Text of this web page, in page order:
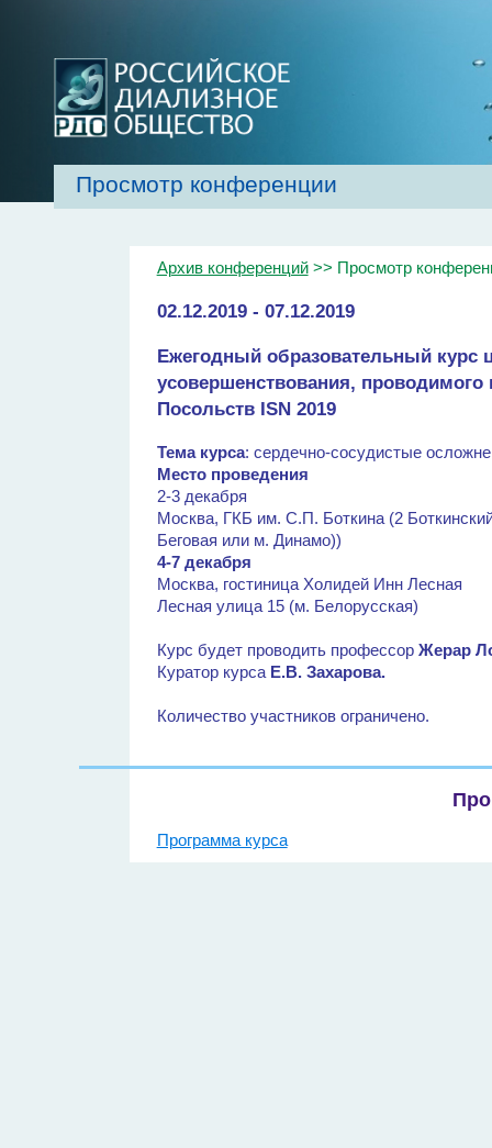
Главная Об обществе
Просмотр конференции
Архив конференций>> Просмотр
02.12.2019 - 07.12.2019
Ежегодный образовательный курс
усовершенствования,
Посольств ISN 2019
Тема курса: сердечно-сосудистые
Место проведения
2-3 декабря
Москва, ГКБ им. С.П. Боткина (2
Беговая или м. Динамо))
4-7 декабря
Москва, гостиница Холидей Инн Лесная
Лесная улица 15 (м. Белорусская)
Курс будет проводить профессор Жерар
Куратор курса Е.В. Захарова.
Количество участников ограничено.
Программа курса